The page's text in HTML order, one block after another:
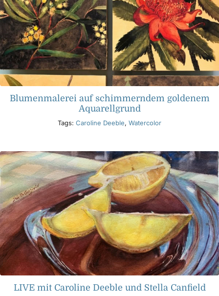
Blumenmalerei auf schimmerndem goldenem
Aquarellgrund
Tags: Caroline Deeble, Watercolor
LIVE mit Caroline Deeble und Stella Canfield